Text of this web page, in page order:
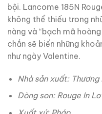
bội. Lancome 185N
không thể thiếu trong
nàng và “bạch mã
chắn sẽ biến những
như ngày Valentine.
Nhà sản xuất:
Dòng son: Rouge In